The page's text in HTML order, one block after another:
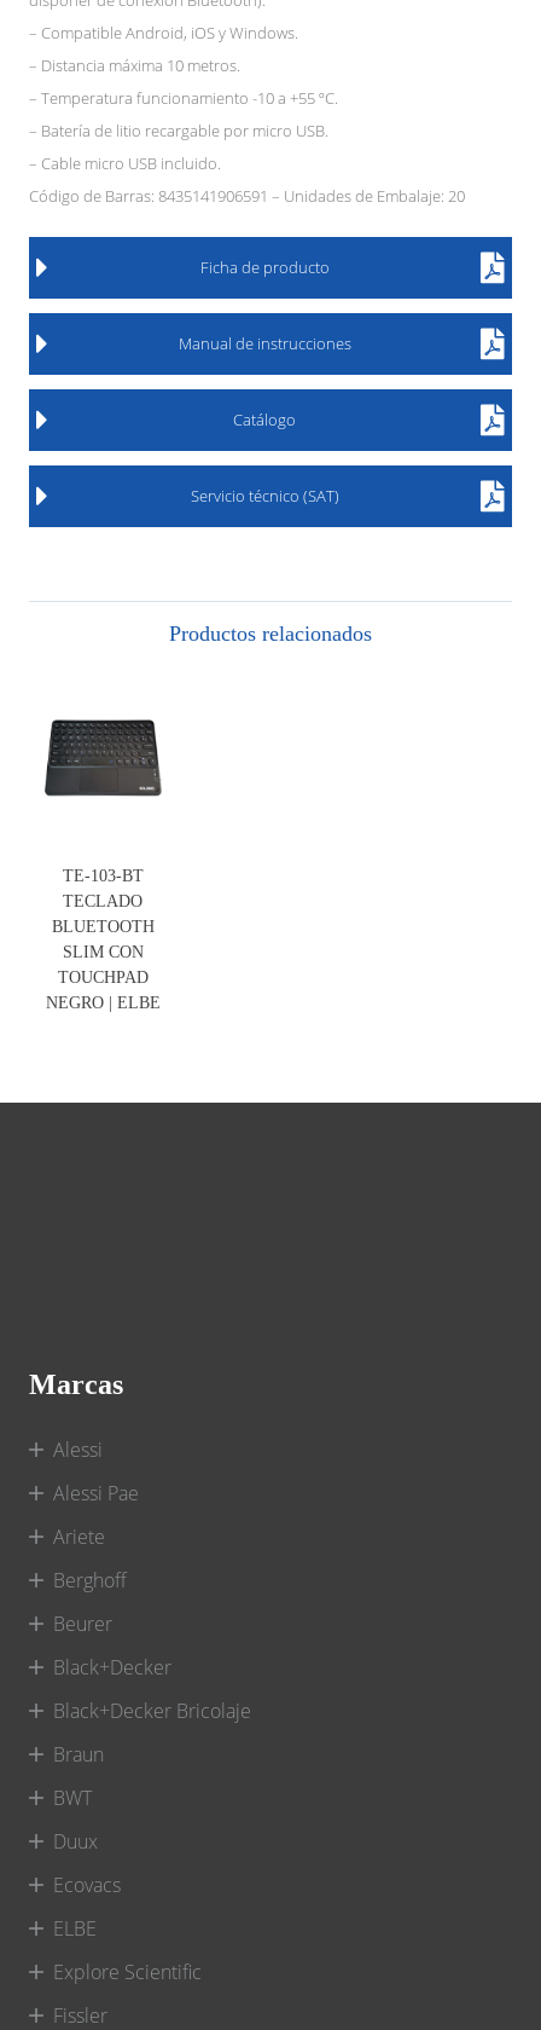
– Compatible Android, iOS y Windows.
– Distancia máxima 10 metros.
– Temperatura funcionamiento -10 a +55 ºC.
– Batería de litio recargable por micro USB.
– Cable micro USB incluido.
Código de Barras: 8435141906591 – Unidades de Embalaje: 20
Ficha de producto
Manual de instrucciones
Catálogo
Servicio técnico (SAT)
Productos relacionados
TE-103-BT
TECLADO
BLUETOOTH
SLIM CON
TOUCHPAD
NEGRO | ELBE
Marcas
Alessi
Alessi Pae
Ariete
Berghoff
Beurer
Black+Decker
Black+Decker Bricolaje
Braun
BWT
Duux
Ecovacs
ELBE
Explore Scientific
Fissler